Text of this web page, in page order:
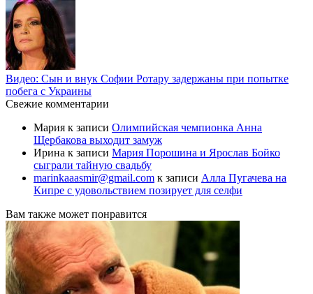
Видео: Сын и внук Софии Ротару задержаны при попытке
побега с Украины
Свежие комментарии
Мария к записи Олимпийская чемпионка Анна
Щербакова выходит замуж
Ирина к записи Мария Порошина и Ярослав Бойко
сыграли тайную свадьбу
marinkaaasmir@gmail.com к записи Алла Пугачева на
Кипре с удовольствием позирует для селфи
Вам также может понравится